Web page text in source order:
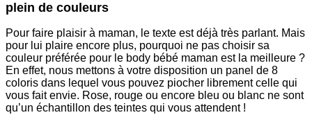
plein de couleurs
Pour faire plaisir à maman, le texte est déjà très parlant. Mais
pour lui plaire encore plus, pourquoi ne pas choisir sa
couleur préférée pour le body bébé maman est la meilleure ?
En effet, nous mettons à votre disposition un panel de 8
coloris dans lequel vous pouvez piocher librement celle qui
vous fait envie. Rose, rouge ou encore bleu ou blanc ne sont
qu’un échantillon des teintes qui vous attendent !